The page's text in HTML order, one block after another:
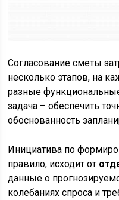
Согласование сметы
несколько этапов, на
разные
задача – обеспечить
обоснованность
Инициатива по
правило, исходит от
данные о
колебаниях спроса и